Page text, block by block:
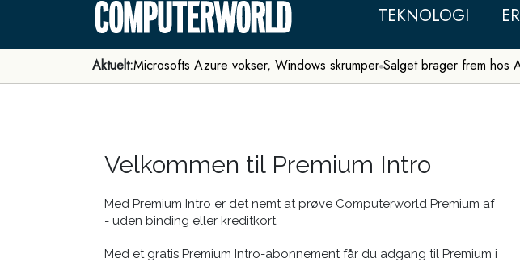
TEKNOLOGI
Aktuelt:Microsofts Azure vokser, Windows skrumper Salget brager frem hos
Velkommen til Premium Intro
Med Premium Intro er det nemt at prøve Computerworld Premium af
- uden binding eller kreditkort.
Med et gratis Premium Intro-abonnement får du adgang til Premium i